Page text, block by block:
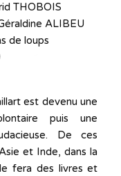
THOBOIS
ALIBEU
de loups
est devenu une
puis une
De ces
et Inde, dans la
fera des livres et